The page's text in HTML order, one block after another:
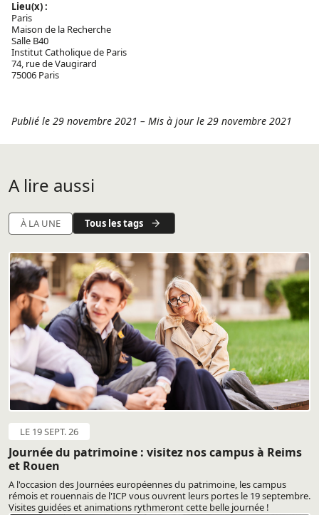
Lieu(x) :
Paris
Maison de la Recherche
Salle B40
Institut Catholique de Paris
74, rue de Vaugirard
75006 Paris
Publié le 29 novembre 2021 – Mis à jour le 29 novembre 2021
A lire aussi
À LA UNE Tous les tags
LE 19 SEPT. 26
Journée du patrimoine : visitez nos campus à Reims
et Rouen
A l'occasion des Journées européennes du patrimoine, les campus
rémois et rouennais de l'ICP vous ouvrent leurs portes le 19 septembre.
Visites guidées et animations rythmeront cette belle journée !